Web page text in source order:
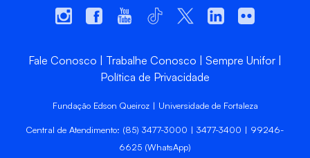
Fale Conosco Trabalhe Conosco
Sempre Unifor
Política de Privacidade
Fundação Edson Queiroz | Universidade de Fortaleza
Central de Atendimento: (85) 3477-3000 | 3477-3400 | 99246-
6625 (WhatsApp)